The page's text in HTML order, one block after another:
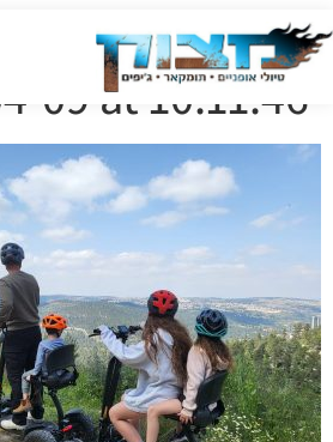
שִׂים
לֵב:
מֻפְעֶלֶת
נָגִישׁ
לִנְגִישׁוּת
הָאֲתָר.
Image 2023-
09 at 10.11.46